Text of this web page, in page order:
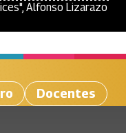
Alfonso Lizarazo
Docentes